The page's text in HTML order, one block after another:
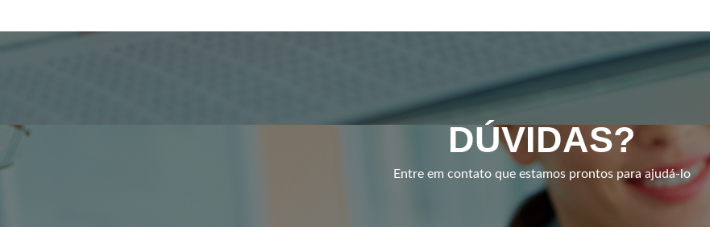
DÚVIDAS?
Entre em contato que estamos prontos para ajudá-lo